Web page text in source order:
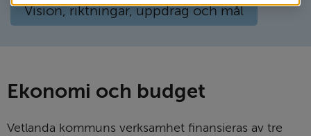
Vision, riktningar, uppdrag och mål
Ekonomi och budget
Vetlanda kommuns verksamhet finansieras av tre